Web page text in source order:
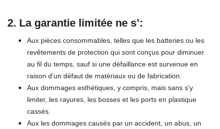
2. La garantie limitée ne s’:
Aux pièces consommables, telles que les batteries ou les
revêtements de protection qui sont conçus pour diminuer
au fil du temps, sauf si une défaillance est survenue en
raison d'un défaut de matériaux ou de fabrication.
Aux dommages esthétiques, y compris, mais sans s'y
limiter, les rayures, les bosses et les ports en plastique
cassés.
Aux les dommages causés par un accident, un abus, un